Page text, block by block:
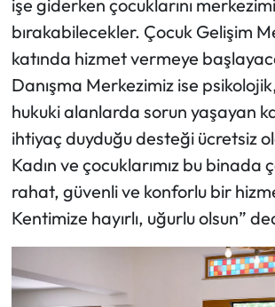
işe giderken çocuklarını
bırakabilecekler. Çocuk Gelişim
katında hizmet vermeye
Danışma Merkezimiz ise
hukuki alanlarda sorun yaşayan
ihtiyaç duyduğu desteği ücretsiz
Kadın ve çocuklarımız bu binada
rahat, güvenli ve konforlu bir
Kentimize hayırlı, uğurlu olsun”